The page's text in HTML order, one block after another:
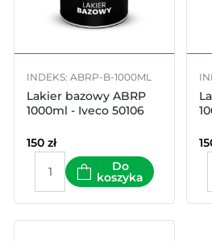
INDEKS: ABRP-B-1000ML
Lakier bazowy ABRP
1000ml - Iveco 50106
150 zł
Do
koszyka